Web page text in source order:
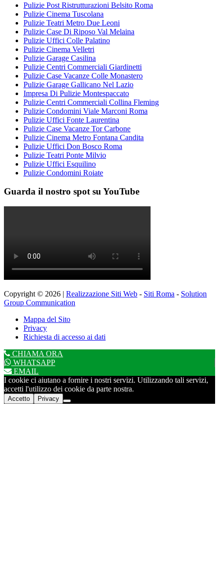
Pulizie Post Ristrutturazioni Belsito Roma
Pulizie Cinema Tuscolana
Pulizie Teatri Metro Due Leoni
Pulizie Case Di Riposo Val Melaina
Pulizie Uffici Colle Palatino
Pulizie Cinema Velletri
Pulizie Garage Casilina
Pulizie Centri Commerciali Giardinetti
Pulizie Case Vacanze Colle Monastero
Pulizie Garage Gallicano Nel Lazio
Impresa Di Pulizie Montespaccato
Pulizie Centri Commerciali Collina Fleming
Pulizie Condomini Viale Marconi Roma
Pulizie Uffici Fonte Laurentina
Pulizie Case Vacanze Tor Carbone
Pulizie Cinema Metro Fontana Candita
Pulizie Uffici Don Bosco Roma
Pulizie Teatri Ponte Milvio
Pulizie Uffici Esquilino
Pulizie Condomini Roiate
Guarda il nostro spot su YouTube
Copyright © 2026 | Realizzazione Siti Web - Siti Roma - Solution
Group Communication
Mappa del Sito
Privacy
Richiesta di accesso ai dati
CHIAMA ORA
WHATSAPP
EMAIL
I cookie ci aiutano a fornire i nostri servizi. Utilizzando tali servizi,
accetti l'utilizzo dei cookie da parte nostra.
Accetto Privacy